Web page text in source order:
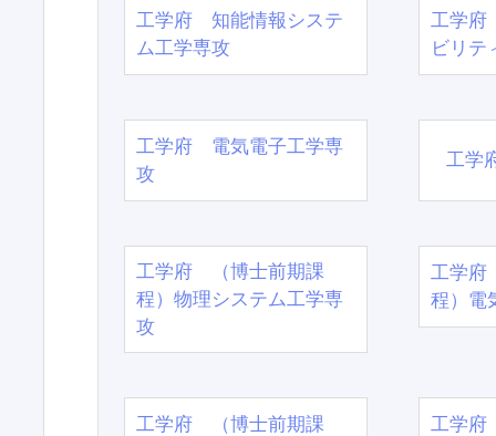
工学府 知能情報システ
ム工学専攻
工学府
ビリテ
工学府 電気電子工学専
攻
工学
工学府 （博士前期課
程）物理システム工学専
攻
工学
程）電
工学府 （博士前期課
工学